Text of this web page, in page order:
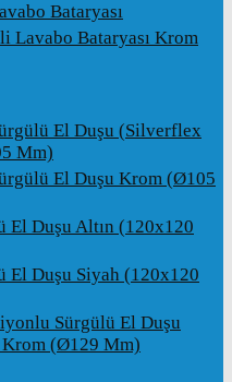
Bataryası
Lavabo Bataryası Krom
El Duşu (Silverflex
Mm)
El Duşu Krom (ø105
El Duşu Altın (120x120
El Duşu Siyah (120x120
Sürgülü El Duşu
(ø129 Mm)